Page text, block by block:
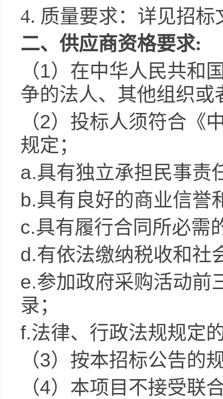
4. 质量要求： 详见招标
二、供应商资格要求:
（1）在中华人民共和
争的法人、其他组织或
（2）投标人须符合《
规定；
a.具有独立承担民事责
b.具有良好的商业信誉
c.具有履行合同所必需
d.有依法缴纳税收和社
e.参加政府采购活动前
录；
f.法律、行政法规规定
（3）按本招标公告的
（4）本项目不接受联